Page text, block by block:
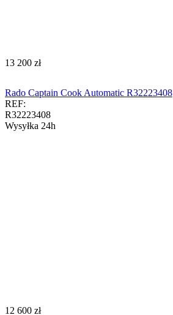
‍13 200‍ zł
Rado Captain Cook Automatic R32223408
REF:
R32223408
Wysyłka 24h
‍12 600‍ zł